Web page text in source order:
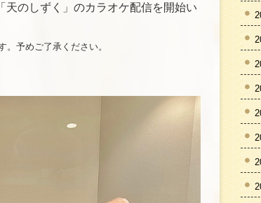
のしずく」のカラオケ配信を開始い
予めご了承ください。